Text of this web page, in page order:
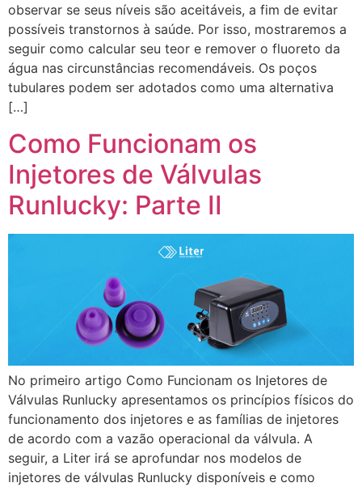
observar se seus níveis são aceitáveis, a fim de evitar
possíveis transtornos à saúde. Por isso, mostraremos a
seguir como calcular seu teor e remover o fluoreto da
água nas circunstâncias recomendáveis. Os poços
tubulares podem ser adotados como uma alternativa
[…]
Como Funcionam os
Injetores de Válvulas
Runlucky: Parte II
No primeiro artigo Como Funcionam os Injetores de
Válvulas Runlucky apresentamos os princípios físicos do
funcionamento dos injetores e as famílias de injetores
de acordo com a vazão operacional da válvula. A
seguir, a Liter irá se aprofundar nos modelos de
injetores de válvulas Runlucky disponíveis e como